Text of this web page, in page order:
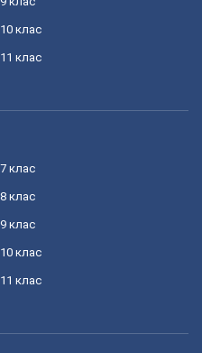
10 клас
11 клас
7 клас
8 клас
9 клас
10 клас
11 клас